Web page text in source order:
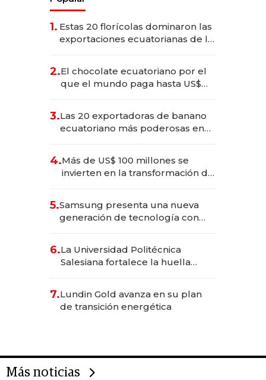
1. Estas 20 florícolas dominaron las
exportaciones ecuatorianas de la
2.El chocolate ecuatoriano por el
que el mundo paga hasta US$
3.Las 20 exportadoras de banano
ecuatoriano más poderosas en
4.Más de US$ 100 millones se
invierten en la transformación de
5.Samsung presenta una nueva
generación de tecnología con
6.La Universidad Politécnica
Salesiana fortalece la huella
7.Lundin Gold avanza en su plan
de transición energética
Más noticias